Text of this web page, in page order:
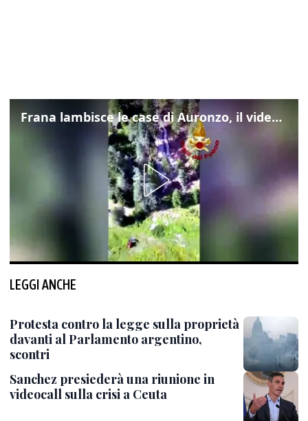
Frana lambisce le case di Auronzo, il video dall'elicottero dei vigili del fuoco
LEGGI ANCHE
Protesta contro la legge sulla proprietà
davanti al Parlamento argentino,
scontri
Sanchez presiederà una riunione in
videocall sulla crisi a Ceuta